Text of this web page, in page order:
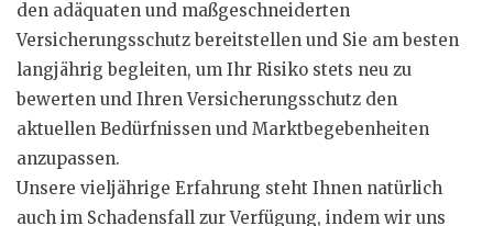
den adäquaten und maßgeschneiderten
Versicherungsschutz bereitstellen und Sie am besten
langjährig begleiten, um Ihr Risiko stets neu zu
bewerten und Ihren Versicherungsschutz den
aktuellen Bedürfnissen und Marktbegebenheiten
anzupassen.
Unsere vieljährige Erfahrung steht Ihnen natürlich
auch im Schadensfall zur Verfügung, indem wir uns